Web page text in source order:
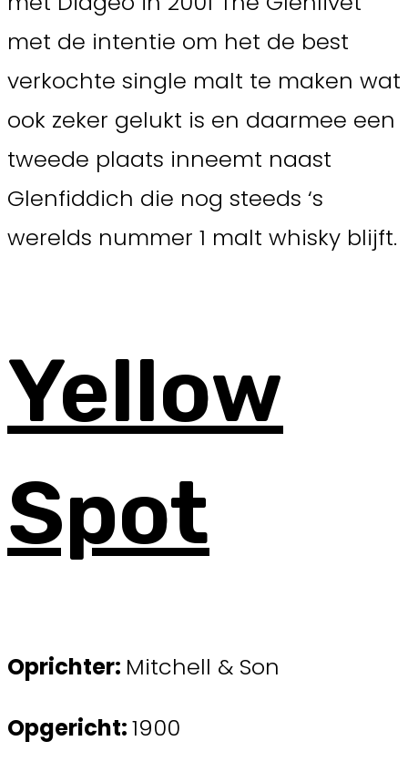
met de intentie om het de best
verkochte single malt te maken wat
ook zeker gelukt is en daarmee een
tweede plaats inneemt naast
Glenfiddich die nog steeds ‘s
werelds nummer 1 malt whisky blijft.
Yellow
Spot
Oprichter: Mitchell & Son
Opgericht:1900